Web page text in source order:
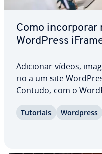
Como in­cor­po­rar
WordPress
Adicionar vídeos,
rio a um site
Contudo, com o
site, sem
Tutoriais Wordpress